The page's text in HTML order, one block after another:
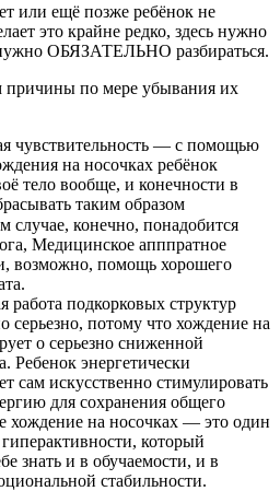
или ещё позже ребёнок не
это крайне редко, здесь нужно
ОБЯЗАТЕЛЬНО разбираться.
причины по мере убывания их
чувствительность — с помощью
на носочках ребёнок
тело вообще, и конечности в
таким образом
случае, конечно, понадобится
Медицинское апппратное
возможно, помощь хорошего
работа подкорковых структур
серьезно, потому что хождение на
о серьезно сниженной
Ребенок энергетически
сам искусственно стимулировать
для сохранения общего
хождение на носочках — это один
который
знать и в обучаемости, и в
стабильности.